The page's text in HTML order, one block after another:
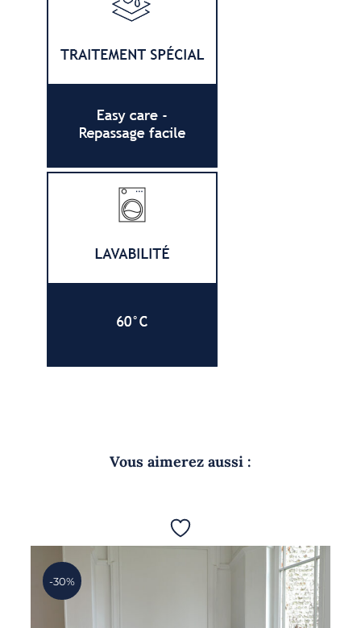
Vous aimerez aussi :
-30%